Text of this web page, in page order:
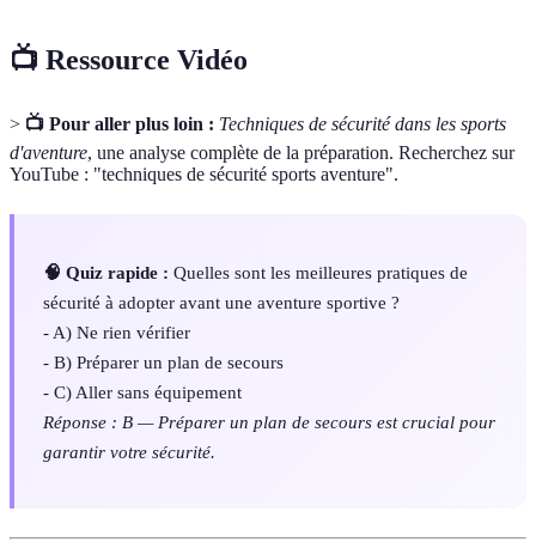
📺 Ressource Vidéo
> 📺 Pour aller plus loin : Techniques de sécurité dans les sports
d'aventure, une analyse complète de la préparation. Recherchez sur
YouTube : "techniques de sécurité sports aventure".
🧠 Quiz rapide : Quelles sont les meilleures pratiques de
sécurité à adopter avant une aventure sportive ?
- A) Ne rien vérifier
- B) Préparer un plan de secours
- C) Aller sans équipement
Réponse : B — Préparer un plan de secours est crucial pour
garantir votre sécurité.